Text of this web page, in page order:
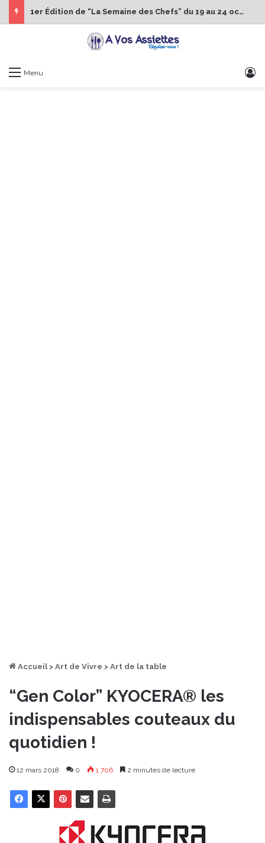
1er Édition de “La Semaine des Chefs” du 19 au 24 octobre 2026
Menu
Accueil > Art de Vivre > Art de la table
“Gen Color” KYOCERA® les
indispensables couteaux du
quotidien !
12 mars 2018 0 1 706 2 minutes de lecture